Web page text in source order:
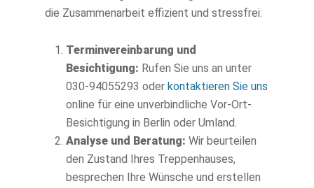
die Zusammenarbeit effizient und stressfrei:
Terminvereinbarung und
Besichtigung: Rufen Sie uns an unter
030-94055293 oder kontaktieren Sie uns
online für eine unverbindliche Vor-Ort-
Besichtigung in Berlin oder Umland.
Analyse und Beratung: Wir beurteilen
den Zustand Ihres Treppenhauses,
besprechen Ihre Wünsche und erstellen